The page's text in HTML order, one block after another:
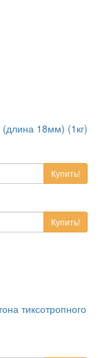
18мм) (1кг)
Купить!
Купить!
тиксотропного